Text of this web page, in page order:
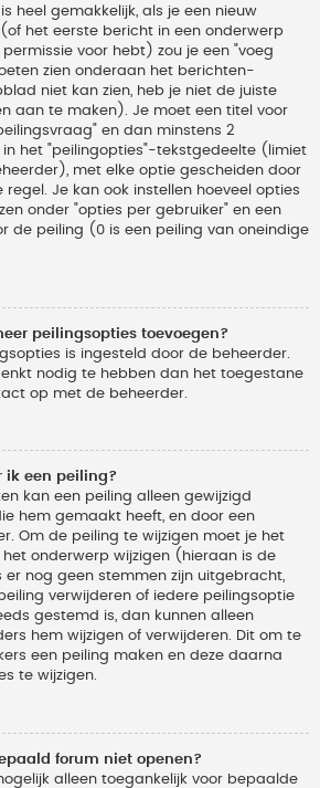
heel gemakkelijk, als je een nieuw
het eerste bericht in een onderwerp
voor hebt) zou je een "voeg
zien onderaan het berichten-
niet kan zien, heb je niet de juiste
aan te maken). Je moet een titel voor
en dan minstens 2
in het "peilingopties"-tekstgedeelte (limiet
met elke optie gescheiden door
Je kan ook instellen hoeveel opties
onder "opties per gebruiker" en een
de peiling (0 is een peiling van oneindige
peilingsopties toevoegen?
is ingesteld door de beheerder.
nodig te hebben dan het toegestane
op met de beheerder.
ik een peiling?
kan een peiling alleen gewijzigd
hem gemaakt heeft, en door een
Om de peiling te wijzigen moet je het
onderwerp wijzigen (hieraan is de
er nog geen stemmen zijn uitgebracht,
verwijderen of iedere peilingsoptie
gestemd is, dan kunnen alleen
hem wijzigen of verwijderen. Dit om te
een peiling maken en deze daarna
te wijzigen.
forum niet openen?
alleen toegankelijk voor bepaalde